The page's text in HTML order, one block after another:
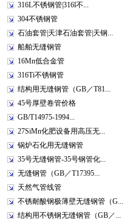
316L不锈钢管|316l不...
304不锈钢管
石油套管|天津石油套管|天钢...
船舶无缝钢管
16Mn低合金管
316Ti不锈钢管
结构用无缝钢管（GB／T81...
45号厚壁卷管价格
GB/T14975-1994...
27SiMn化肥设备用高压无...
锅炉石化用无缝钢管
35号无缝钢管-35号钢管化...
无缝钢管（GB／T17395...
天然气管线管
不锈耐酸钢极薄壁无缝钢管（G...
结构用不锈钢无缝钢管（GB／...